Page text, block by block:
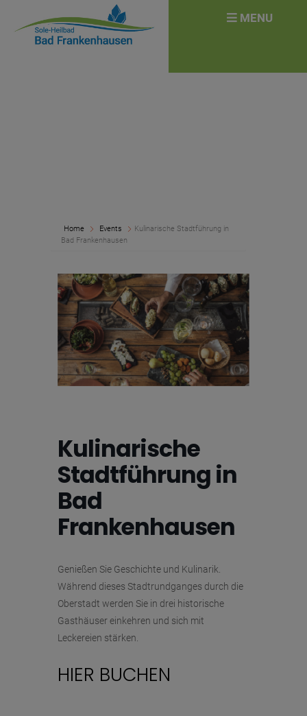
Home Events
Kulinarische Stadtführung in
Bad Frankenhausen
Kulinarische
Stadtführung in
Bad
Frankenhausen
Genießen Sie Geschichte und Kulinarik.
Während dieses Stadtrundganges durch die
Oberstadt werden Sie in drei historische
Gasthäuser einkehren und sich mit
Leckereien stärken.
HIER BUCHEN
for: